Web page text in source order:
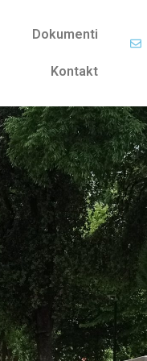
Dokumenti
Kontakt